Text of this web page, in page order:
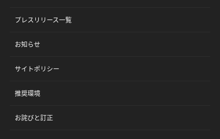
プレスリリース一覧
お知らせ
サイトポリシー
推奨環境
お詫びと訂正